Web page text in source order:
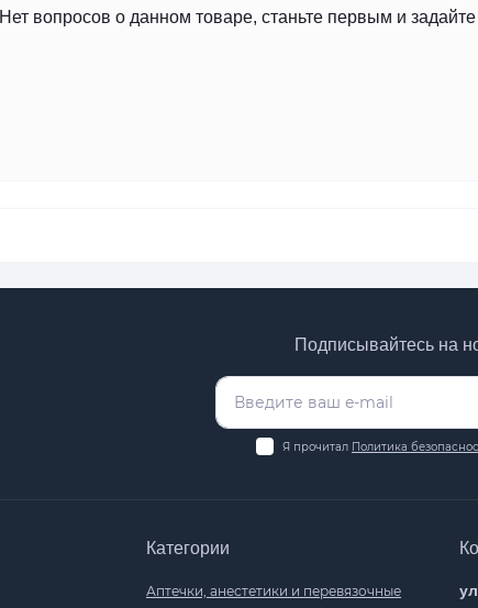
Нет вопросов о данном товаре, станьте первым и
Подписывайтесь на
Я прочитал Политика
Категории
Аптечки, анестетики и перевязочные